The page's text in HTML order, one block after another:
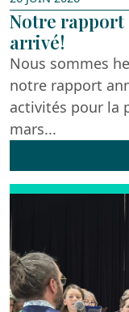
Notre rapport
arrivé!
Nous sommes
notre rapport
activités pour la
mars...